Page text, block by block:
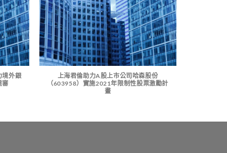
境外銀
審
上海君倫助力A股上市公司哈森股份
（603958）實施2021年限制性股票激勵計
畫